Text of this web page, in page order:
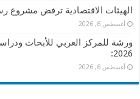
الهيئات الاقتصادية ترفض مشروع
أغسطس 6, 2026
ورشة للمركز العربي للأبحاث
2026:
أغسطس 6, 2026